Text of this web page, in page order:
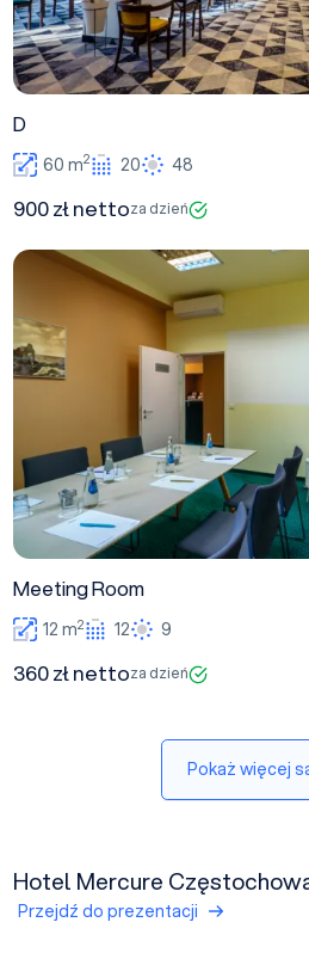
D
60 m2 20 48
900 zł nettoza dzień
Meeting Room
Meeting Room
12 m2 12 9
360 zł nettoza dzień
Pokaż więcej
Hotel Mercure
Przejdź do prezentacji